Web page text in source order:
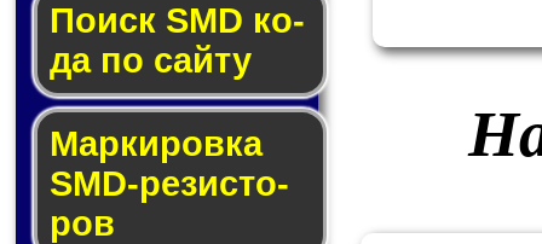
Поиск SMD ко­
да по сай­ту
Маркировка
SMD-ре­зис­то­
ров